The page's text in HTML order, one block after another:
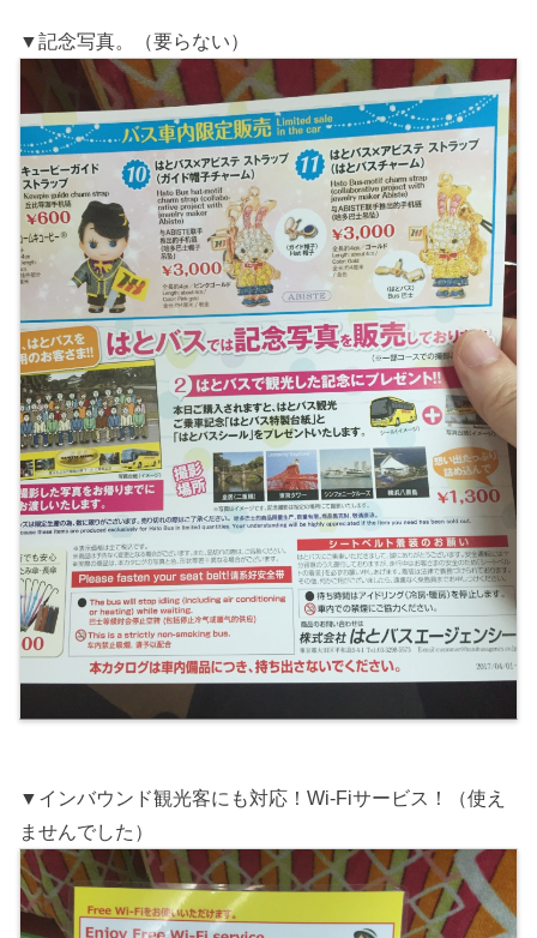
▼記念写真。（要らない）
▼インバウンド観光客にも対応！Wi-Fiサービス！（使え
ませんでした）